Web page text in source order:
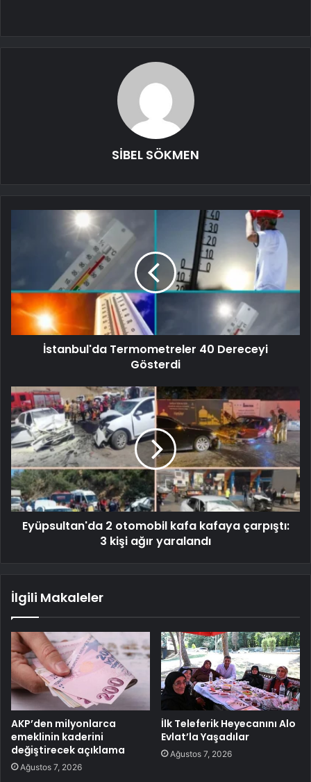
SİBEL SÖKMEN
İstanbul'da Termometreler 40 Dereceyi
Gösterdi
Eyüpsultan'da 2 otomobil kafa kafaya çarpıştı:
3 kişi ağır yaralandı
İlgili Makaleler
AKP’den milyonlarca
emeklinin kaderini
değiştirecek açıklama
Ağustos 7, 2026
İlk Teleferik Heyecanını Alo
Evlat’la Yaşadılar
Ağustos 7, 2026